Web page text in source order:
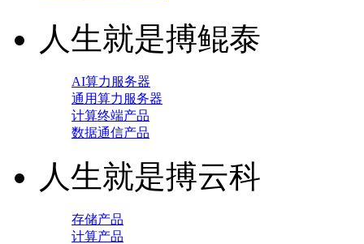
人生就是搏鲲泰
AI算力服务器
通用算力服务器
计算终端产品
数据通信产品
人生就是搏云科
存储产品
计算产品